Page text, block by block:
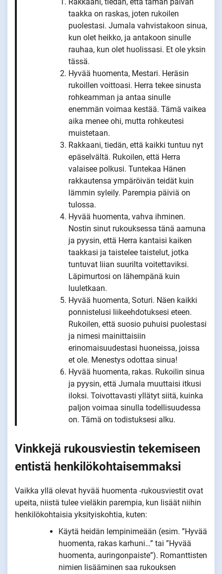
taakka on raskas, joten rukoilen
puolestasi. Jumala vahvistakoon sinua,
kun olet heikko, ja antakoon sinulle
rauhaa, kun olet huolissasi. Et ole yksin
tässä.
Hyvää huomenta, Mestari. Heräsin
rukoillen voittoasi. Herra tekee sinusta
rohkeamman ja antaa sinulle
enemmän voimaa kestää. Tämä vaikea
aika menee ohi, mutta rohkeutesi
muistetaan.
Rakkaani, tiedän, että kaikki tuntuu nyt
epäselvältä. Rukoilen, että Herra
valaisee polkusi. Tuntekaa Hänen
rakkautensa ympäröivän teidät kuin
lämmin syleily. Parempia päiviä on
tulossa.
Hyvää huomenta, vahva ihminen.
Nostin sinut rukouksessa tänä aamuna
ja pyysin, että Herra kantaisi kaiken
taakkasi ja taistelee taistelut, jotka
tuntuvat liian suurilta voitettaviksi.
Läpimurtosi on lähempänä kuin
luuletkaan.
Hyvää huomenta, Soturi. Näen kaikki
ponnistelusi liikeehdotuksesi eteen.
Rukoilen, että suosio puhuisi puolestasi
ja nimesi mainittaisiin
erinomaisuudestasi huoneissa, joissa
et ole. Menestys odottaa sinua!
Hyvää huomenta, rakas. Rukoilin sinua
ja pyysin, että Jumala muuttaisi itkusi
iloksi. Toivottavasti yllätyt siitä, kuinka
paljon voimaa sinulla todellisuudessa
on. Tämä on todistuksesi alku.
Vinkkejä rukousviestin tekemiseen
entistä henkilökohtaisemmaksi
Vaikka yllä olevat hyvää huomenta -rukousviestit ovat
upeita, niistä tulee vieläkin parempia, kun lisäät niihin
henkilökohtaisia yksityiskohtia, kuten:
Käytä heidän lempinimeään (esim. ”Hyvää
huomenta, rakas karhuni…” tai ”Hyvää
huomenta, auringonpaiste”). Romanttisten
nimien lisääminen saa rukouksen